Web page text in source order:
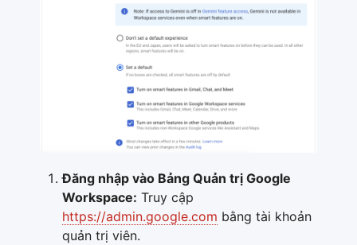
Đăng nhập vào Bảng Quản trị Google
Workspace: Truy cập
https://admin.google.com bằng tài khoản
quản trị viên.